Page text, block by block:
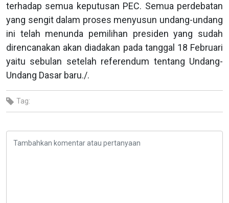
terhadap semua keputusan PEC. Semua perdebatan
yang sengit dalam proses menyusun undang-undang
ini telah menunda pemilihan presiden yang sudah
direncanakan akan diadakan pada tanggal 18 Februari
yaitu sebulan setelah referendum tentang Undang-
Undang Dasar baru./.
Tag: